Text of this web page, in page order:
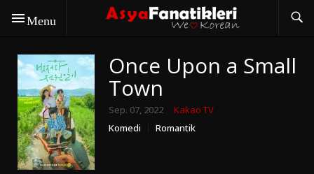
Menu
Once Upon a Small
Town
Sep. 07, 2022
Kakao TV
Komedi
Romantik